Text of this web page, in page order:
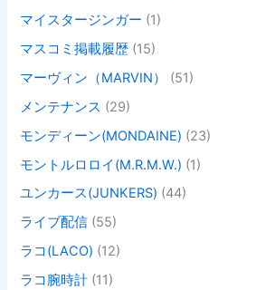
マイスタージンガー (1)
マスコミ掲載履歴 (15)
マーヴィン（MARVIN）
(51)
メンテナンス (29)
モンディーン(MONDAINE) (23)
モントルロロイ(M.R.M.W.) (1)
ユンカース(JUNKERS) (44)
ライブ配信 (55)
ラコ(LACO) (12)
ラコ腕時計 (11)